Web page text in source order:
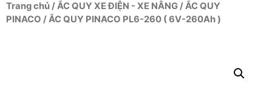
Trang chủ/ẮC QUY XE ĐIỆN - XE NÂNG/ẮC QUY
PINACO / ẮC QUY PINACO PL6-260 ( 6V-260Ah )